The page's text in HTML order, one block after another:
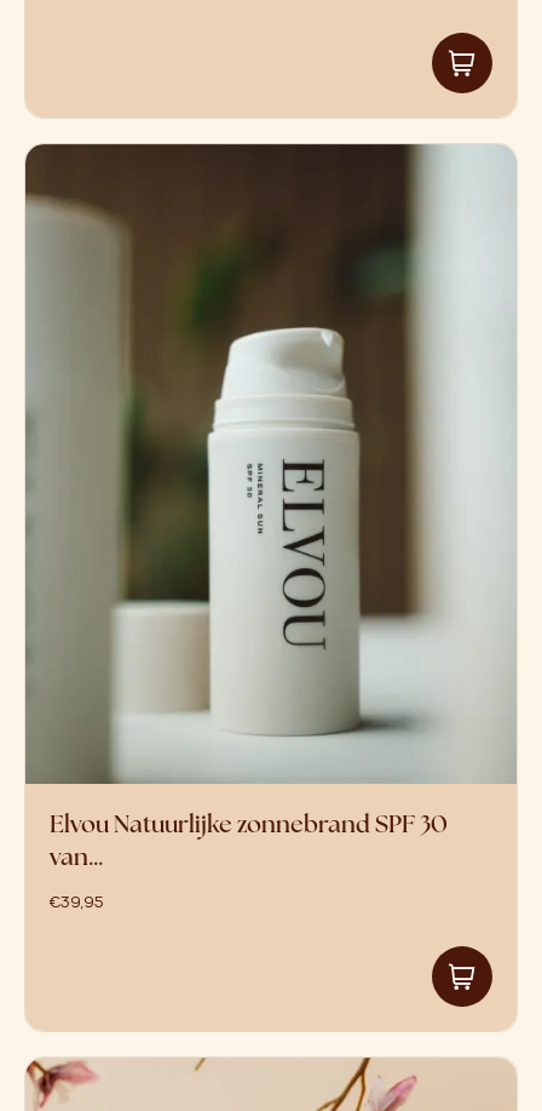
Elvou Natuurlijke zonnebrand SPF 30
van…
€39,95